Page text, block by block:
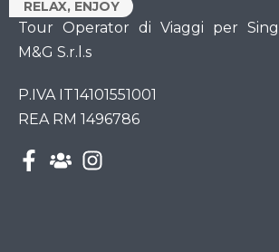
RELAX, ENJOY
Tour Operator di Viaggi per
M&G S.r.l.s
P.IVA IT14101551001
REA RM 1496786